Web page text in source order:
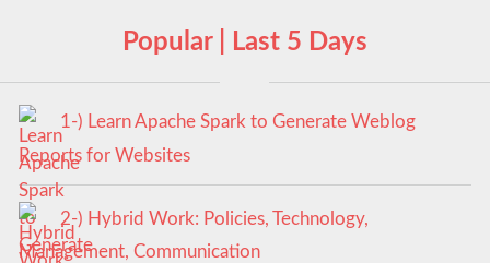
Popular | Last 5 Days
1-) Learn Apache Spark to Generate Weblog
Reports for Websites
2-) Hybrid Work: Policies, Technology,
Management, Communication